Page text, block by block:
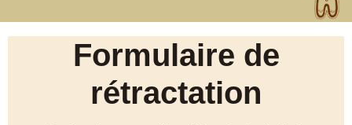
Formulaire de
rétractation